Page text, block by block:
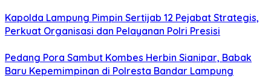
Kapolda Lampung Pimpin Sertijab 12 Pejabat Strategis,
Perkuat Organisasi dan Pelayanan Polri Presisi
Pedang Pora Sambut Kombes Herbin Sianipar, Babak
Baru Kepemimpinan di Polresta Bandar Lampung